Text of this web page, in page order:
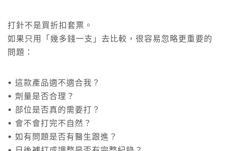
打針不是買折扣套票。
如果只用「幾多錢一支」去比較，很容易忽略更重要的
問題：
• 這款產品適不適合我？
• 劑量是否合理？
• 部位是否真的需要打？
• 會不會打完不自然？
• 如有問題是否有醫生跟進？